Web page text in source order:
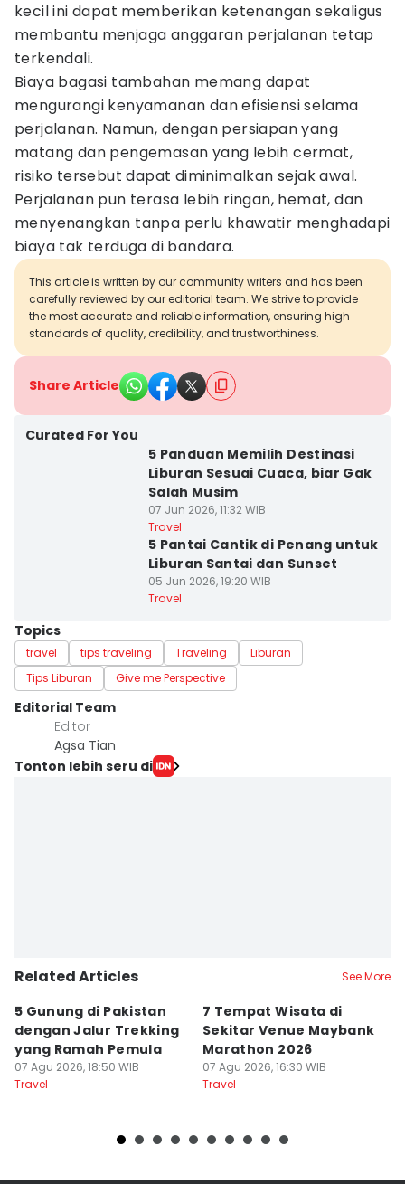
kecil ini dapat memberikan ketenangan sekaligus
membantu menjaga anggaran perjalanan tetap
terkendali.
Biaya bagasi tambahan memang dapat
mengurangi kenyamanan dan efisiensi selama
perjalanan. Namun, dengan persiapan yang
matang dan pengemasan yang lebih cermat,
risiko tersebut dapat diminimalkan sejak awal.
Perjalanan pun terasa lebih ringan, hemat, dan
menyenangkan tanpa perlu khawatir menghadapi
biaya tak terduga di bandara.
This article is written by our community writers and has been
carefully reviewed by our editorial team. We strive to provide
the most accurate and reliable information, ensuring high
standards of quality, credibility, and trustworthiness.
Share Article
Curated For You
5 Panduan Memilih Destinasi
Liburan Sesuai Cuaca, biar Gak
Salah Musim
07 Jun 2026, 11:32 WIB
Travel
5 Pantai Cantik di Penang untuk
Liburan Santai dan Sunset
05 Jun 2026, 19:20 WIB
Travel
Topics
travel tips traveling Traveling
Liburan
Tips Liburan
Give me Perspective
Editorial Team
Editor
Agsa Tian
Tonton lebih seru di
Related Articles See More
5 Gunung di Pakistan
dengan Jalur Trekking
yang Ramah Pemula
07 Agu 2026, 18:50 WIB
Travel
7 Tempat Wisata di
Sekitar Venue Maybank
Marathon 2026
07 Agu 2026, 16:30 WIB
Travel